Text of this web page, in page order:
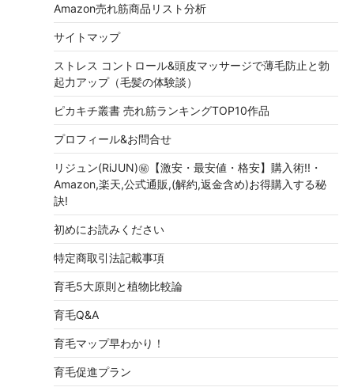
Amazon売れ筋商品リスト分析
サイトマップ
ストレス コントロール&頭皮マッサージで薄毛防止と勃
起力アップ（毛髪の体験談）
ピカキチ叢書 売れ筋ランキングTOP10作品
プロフィール&お問合せ
リジュン(RiJUN)㊙【激安・最安値・格安】購入術!!・
Amazon,楽天,公式通販,(解約,返金含め)お得購入する秘
訣!
初めにお読みください
特定商取引法記載事項
育毛5大原則と植物比較論
育毛Q&A
育毛マップ早わかり！
育毛促進プラン